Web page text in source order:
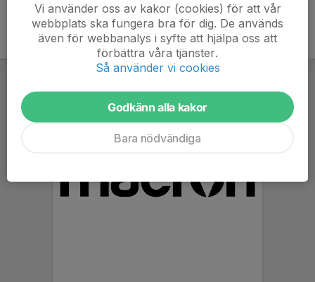
Vi använder oss av kakor (cookies) för att vår
webbplats ska fungera bra för dig. De används
även för webbanalys i syfte att hjälpa oss att
förbättra våra tjänster.
Så använder vi cookies
Godkänn alla kakor
Bara nödvändiga